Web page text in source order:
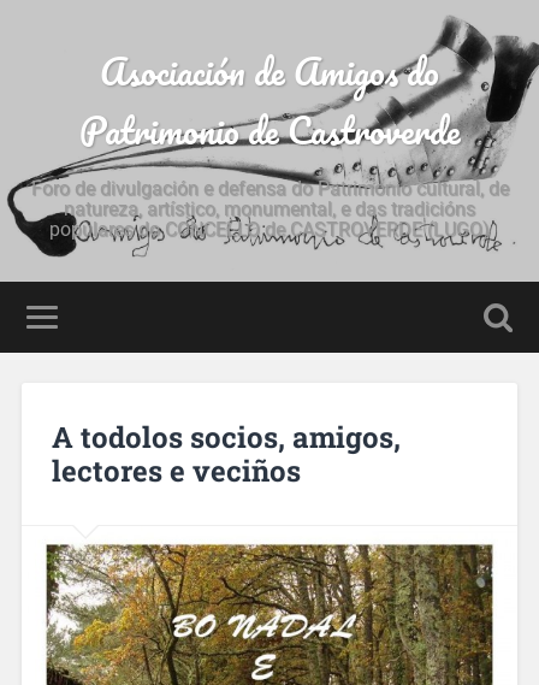
Asociación de Amigos do
Patrimonio de Castroverde
Foro de divulgación e defensa do Patrimonio cultural, de
natureza, artístico, monumental, e das tradicións
populares do CONCELLO de CASTROVERDE (LUGO)
A todolos socios, amigos,
lectores e veciños